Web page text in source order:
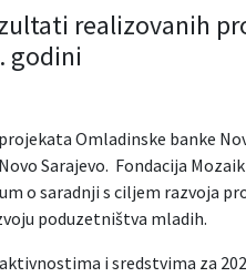
realizovanih
godini
Omladinske banke
Sarajevo. Fondacija
o saradnji s ciljem razvoja
poduzetništva mladih.
i sredstvima za